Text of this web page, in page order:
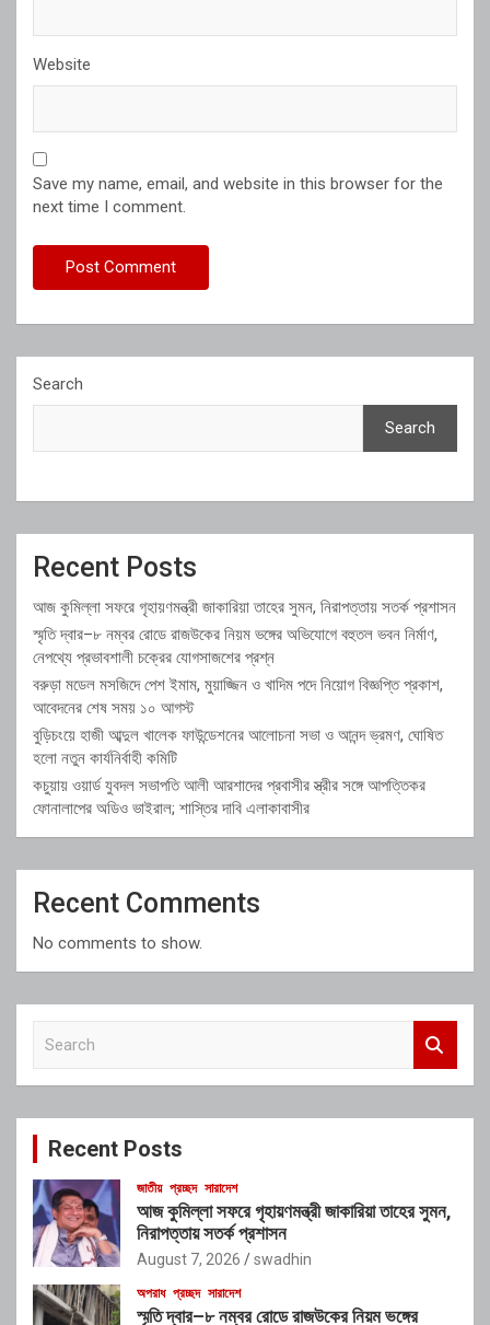
Website
Save my name, email, and website in this browser for the
next time I comment.
Search
Search
Recent Posts
আজ কুমিল্লা সফরে গৃহায়ণমন্ত্রী জাকারিয়া তাহের সুমন, নিরাপত্তায় সতর্ক প্রশাসন
স্মৃতি দ্বার–৮ নম্বর রোডে রাজউকের নিয়ম ভঙ্গের অভিযোগে বহুতল ভবন নির্মাণ,
নেপথ্যে প্রভাবশালী চক্রের যোগসাজশের প্রশ্ন
বরুড়া মডেল মসজিদে পেশ ইমাম, মুয়াজ্জিন ও খাদিম পদে নিয়োগ বিজ্ঞপ্তি প্রকাশ,
আবেদনের শেষ সময় ১০ আগস্ট
বুড়িচংয়ে হাজী আব্দুল খালেক ফাউন্ডেশনের আলোচনা সভা ও আনন্দ ভ্রমণ, ঘোষিত
হলো নতুন কার্যনির্বাহী কমিটি
কচুয়ায় ওয়ার্ড যুবদল সভাপতি আলী আরশাদের প্রবাসীর স্ত্রীর সঙ্গে আপত্তিকর
ফোনালাপের অডিও ভাইরাল; শাস্তির দাবি এলাকাবাসীর
Recent Comments
No comments to show.
c
Recent Posts
জাতীয় প্রচ্ছদ সারাদেশ
আজ কুমিল্লা সফরে গৃহায়ণমন্ত্রী জাকারিয়া তাহের সুমন,
নিরাপত্তায় সতর্ক প্রশাসন
August 7, 2026 swadhin
অপরাধ প্রচ্ছদ সারাদেশ
স্মৃতি দ্বার–৮ নম্বর রোডে রাজউকের নিয়ম ভঙ্গের